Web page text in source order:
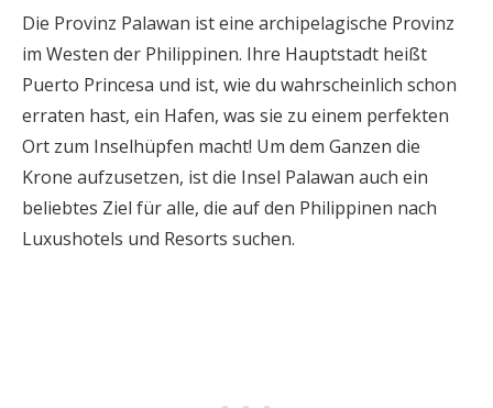
Die Provinz Palawan ist eine archipelagische Provinz
im Westen der Philippinen. Ihre Hauptstadt heißt
Puerto Princesa und ist, wie du wahrscheinlich schon
erraten hast, ein Hafen, was sie zu einem perfekten
Ort zum Inselhüpfen macht! Um dem Ganzen die
Krone aufzusetzen, ist die Insel Palawan auch ein
beliebtes Ziel für alle, die auf den Philippinen nach
Luxushotels und Resorts suchen.